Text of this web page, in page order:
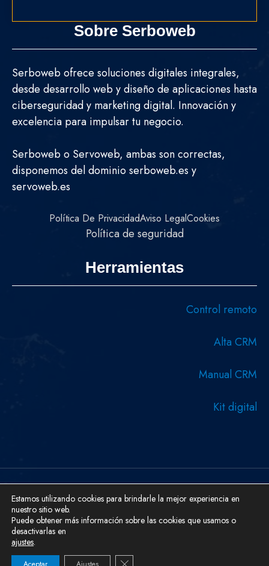
Sobre Serboweb
Serboweb ofrece soluciones digitales integrales,
desde desarrollo web y diseño de aplicaciones hasta
ciberseguridad y marketing digital. Innovación y
excelencia para impulsar tu negocio.
Serboweb o Servoweb, ambas son correctas,
disponemos del dominio serboweb.es y
servoweb.es
Política De PrivacidadAviso LegalCookies
Política de seguridad
Herramientas
Control remoto
Alta CRM
Manual CRM
Kit digital
Copyright © 2026 Diseñado y desarrollado por Serboweb
Ingeniería Informática.
Aviso Legal
Política De Privacidad
Estamos utilizando cookies para brindarle la mejor experiencia en
nuestro sitio web.
Puede obtener más información sobre las cookies que usamos o
desactivarlas en
ajustes.
Cerrar el banner de cookies RGPD